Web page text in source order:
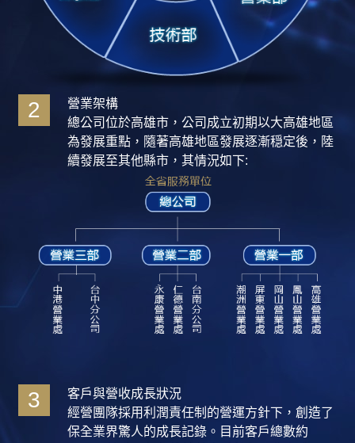
2
營業架構
總公司位於高雄市，公司成立初期以大高雄地區
為發展重點，隨著高雄地區發展逐漸穏定後，陸
續發展至其他縣市，其情況如下:
3
客戶與營收成長狀況
經營團隊採用利潤責任制的營運方針下，創造了
保全業界驚人的成長記錄。目前客戶總數約